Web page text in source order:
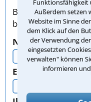
Funktionsfähigkeit
Außerdem setzen
Website im Sinne
dem Klick auf den
der Verwendung
eingesetzten
verwalten" können
informieren
Bitte verwenden
bevorzugt dieses
Nachname,
E-Mail oder